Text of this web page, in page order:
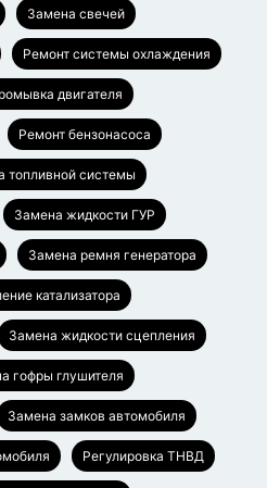
Замена свечей
Ремонт системы охлаждения
двигателя
Ремонт бензонасоса
топливной системы
Замена жидкости ГУР
Замена ремня генератора
катализатора
Замена жидкости сцепления
гофры глушителя
Замена замков автомобиля
Регулировка ТНВД